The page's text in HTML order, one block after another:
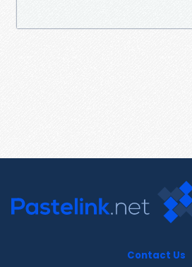
Contact Us